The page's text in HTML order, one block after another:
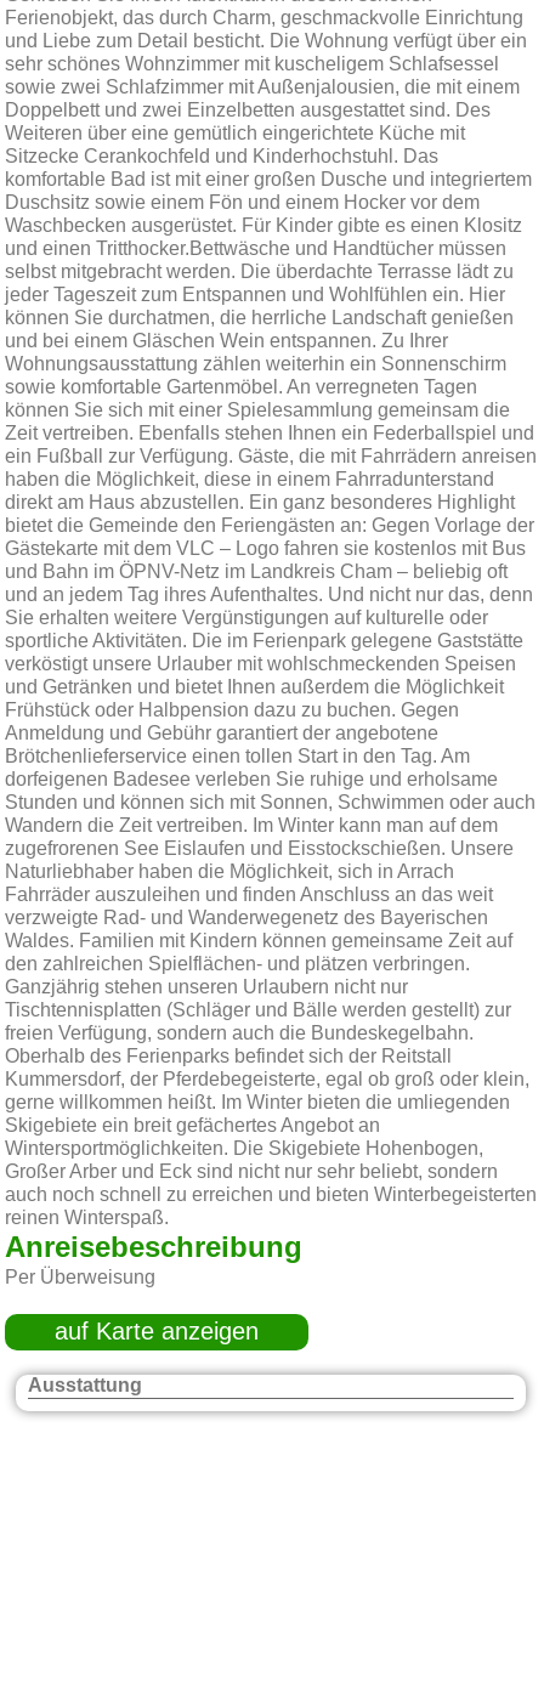
Ferienobjekt, das durch Charm, geschmackvolle Einrichtung
und Liebe zum Detail besticht. Die Wohnung verfügt über ein
sehr schönes Wohnzimmer mit kuscheligem Schlafsessel
sowie zwei Schlafzimmer mit Außenjalousien, die mit einem
Doppelbett und zwei Einzelbetten ausgestattet sind. Des
Weiteren über eine gemütlich eingerichtete Küche mit
Sitzecke Cerankochfeld und Kinderhochstuhl. Das
komfortable Bad ist mit einer großen Dusche und integriertem
Duschsitz sowie einem Fön und einem Hocker vor dem
Waschbecken ausgerüstet. Für Kinder gibte es einen Klositz
und einen Tritthocker.Bettwäsche und Handtücher müssen
selbst mitgebracht werden. Die überdachte Terrasse lädt zu
jeder Tageszeit zum Entspannen und Wohlfühlen ein. Hier
können Sie durchatmen, die herrliche Landschaft genießen
und bei einem Gläschen Wein entspannen. Zu Ihrer
Wohnungsausstattung zählen weiterhin ein Sonnenschirm
sowie komfortable Gartenmöbel. An verregneten Tagen
können Sie sich mit einer Spielesammlung gemeinsam die
Zeit vertreiben. Ebenfalls stehen Ihnen ein Federballspiel und
ein Fußball zur Verfügung. Gäste, die mit Fahrrädern anreisen
haben die Möglichkeit, diese in einem Fahrradunterstand
direkt am Haus abzustellen. Ein ganz besonderes Highlight
bietet die Gemeinde den Feriengästen an: Gegen Vorlage der
Gästekarte mit dem VLC – Logo fahren sie kostenlos mit Bus
und Bahn im ÖPNV-Netz im Landkreis Cham – beliebig oft
und an jedem Tag ihres Aufenthaltes. Und nicht nur das, denn
Sie erhalten weitere Vergünstigungen auf kulturelle oder
sportliche Aktivitäten. Die im Ferienpark gelegene Gaststätte
verköstigt unsere Urlauber mit wohlschmeckenden Speisen
und Getränken und bietet Ihnen außerdem die Möglichkeit
Frühstück oder Halbpension dazu zu buchen. Gegen
Anmeldung und Gebühr garantiert der angebotene
Brötchenlieferservice einen tollen Start in den Tag. Am
dorfeigenen Badesee verleben Sie ruhige und erholsame
Stunden und können sich mit Sonnen, Schwimmen oder auch
Wandern die Zeit vertreiben. Im Winter kann man auf dem
zugefrorenen See Eislaufen und Eisstockschießen. Unsere
Naturliebhaber haben die Möglichkeit, sich in Arrach
Fahrräder auszuleihen und finden Anschluss an das weit
verzweigte Rad- und Wanderwegenetz des Bayerischen
Waldes. Familien mit Kindern können gemeinsame Zeit auf
den zahlreichen Spielflächen- und plätzen verbringen.
Ganzjährig stehen unseren Urlaubern nicht nur
Tischtennisplatten (Schläger und Bälle werden gestellt) zur
freien Verfügung, sondern auch die Bundeskegelbahn.
Oberhalb des Ferienparks befindet sich der Reitstall
Kummersdorf, der Pferdebegeisterte, egal ob groß oder klein,
gerne willkommen heißt. Im Winter bieten die umliegenden
Skigebiete ein breit gefächertes Angebot an
Wintersportmöglichkeiten. Die Skigebiete Hohenbogen,
Großer Arber und Eck sind nicht nur sehr beliebt, sondern
auch noch schnell zu erreichen und bieten Winterbegeisterten
reinen Winterspaß.
Anreisebeschreibung
Per Überweisung
auf Karte anzeigen
Ausstattung